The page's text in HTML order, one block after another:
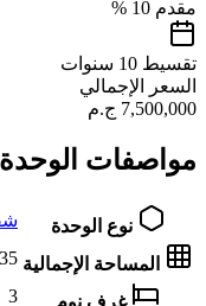
مقدم 10 %
تقسيط 10 سنوات
السعر الإجمالي
7,500,000 ج.م
مواصفات الوحدة
نوع الوحدة
المساحة الإجمالية
غرف نوم 3